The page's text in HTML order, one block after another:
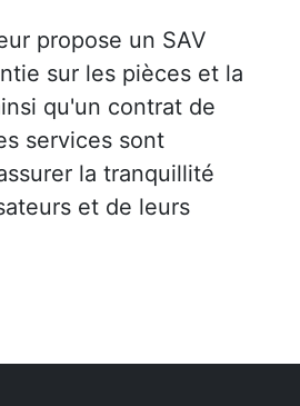
propose un SAV
sur les pièces et la
qu'un contrat de
services sont
la tranquillité
et de leurs